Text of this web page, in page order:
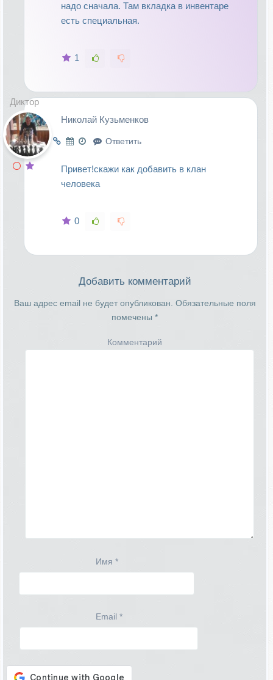
надо сначала. Там вкладка в инвентаре
есть специальная.
1
Диктор
Николай Кузьменков
Ответить
Привет!скажи как добавить в клан
человека
0
Добавить комментарий
Ваш адрес email не будет опубликован. Обязательные поля
помечены *
Комментарий
Имя *
Email *